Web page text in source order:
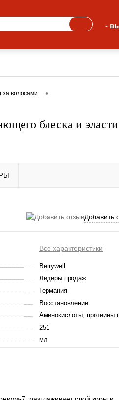
-
за волосами •
блеска и
Добавить
Все характеристики
Berrywell
Лидеры продаж
Германия
Восстановление
Аминокислоты, протеины
251
мл